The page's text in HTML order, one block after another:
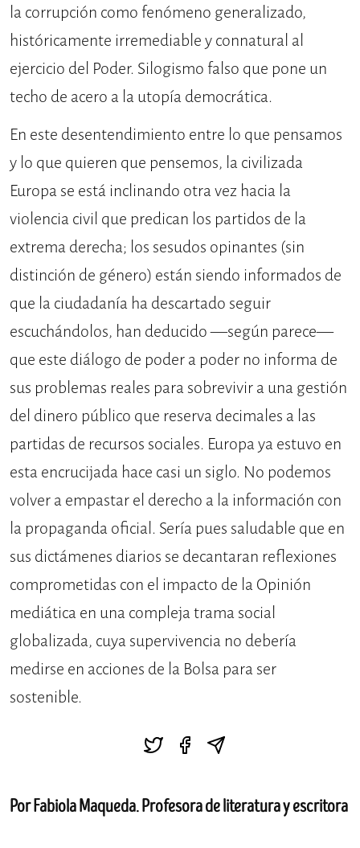
la corrupción como fenómeno generalizado,
históricamente irremediable y connatural al
ejercicio del Poder. Silogismo falso que pone un
techo de acero a la utopía democrática.
En este desentendimiento entre lo que pensamos
y lo que quieren que pensemos, la civilizada
Europa se está inclinando otra vez hacia la
violencia civil que predican los partidos de la
extrema derecha; los sesudos opinantes (sin
distinción de género) están siendo informados de
que la ciudadanía ha descartado seguir
escuchándolos, han deducido —según parece—
que este diálogo de poder a poder no informa de
sus problemas reales para sobrevivir a una gestión
del dinero público que reserva decimales a las
partidas de recursos sociales. Europa ya estuvo en
esta encrucijada hace casi un siglo. No podemos
volver a empastar el derecho a la información con
la propaganda oficial. Sería pues saludable que en
sus dictámenes diarios se decantaran reflexiones
comprometidas con el impacto de la Opinión
mediática en una compleja trama social
globalizada, cuya supervivencia no debería
medirse en acciones de la Bolsa para ser
sostenible.
Por Fabiola Maqueda. Profesora de literatura y escritora